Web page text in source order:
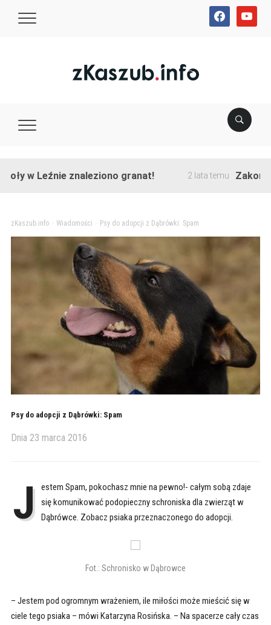
facebookyoutube
Leźnie znaleziono granat! 2 lata temu Zakończono
zKaszub.info> Wiadomości Psy do adopcji z Dąbrówki: Spam
Psy do adopcji z Dąbrówki: Spam
Dnia 23 marca 2016
J estem Spam, pokochasz mnie na pewno!- całym sobą zdaje
się komunikować podopieczny schroniska dla zwierząt w
Dąbrówce. Zobacz psiaka przeznaczonego do adopcji.
Fot.: Schronisko w Dąbrowce
– Jestem pod ogromnym wrażeniem, ile miłości może mieścić się w
ciele tego psiaka – mówi Katarzyna Rosińska. – Na spacerze cały czas